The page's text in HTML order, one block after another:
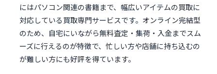
にはパソコン関連の書籍まで、幅広いアイテムの買取に
対応している買取専門サービスです。オンライン完結型
のため、自宅にいながら無料査定・集荷・入金までスム
ーズに行えるのが特徴で、忙しい方や店舗に持ち込むの
が難しい方にも好評を得ています。